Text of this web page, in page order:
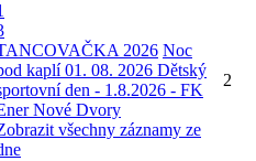
2026 Noc
kaplí 01. 08. 2026 Dětský
den - 1.8.2026 - FK
Nové Dvory
všechny záznamy ze
2